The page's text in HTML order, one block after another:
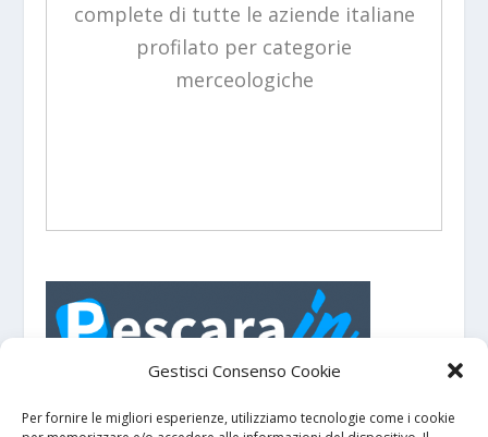
Gestisci Consenso Cookie
Per fornire le migliori esperienze, utilizziamo tecnologie come i cookie
complete di tutte le aziende italiane
profilato per categorie
merceologiche
manifestazioni suPescarae dintorni.